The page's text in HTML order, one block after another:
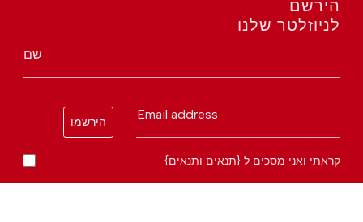
הירשם
לניוזלטר שלנו
שם
Email address
הירשמו
קראתי ואני מסכים ל {תנאים ותנאים}